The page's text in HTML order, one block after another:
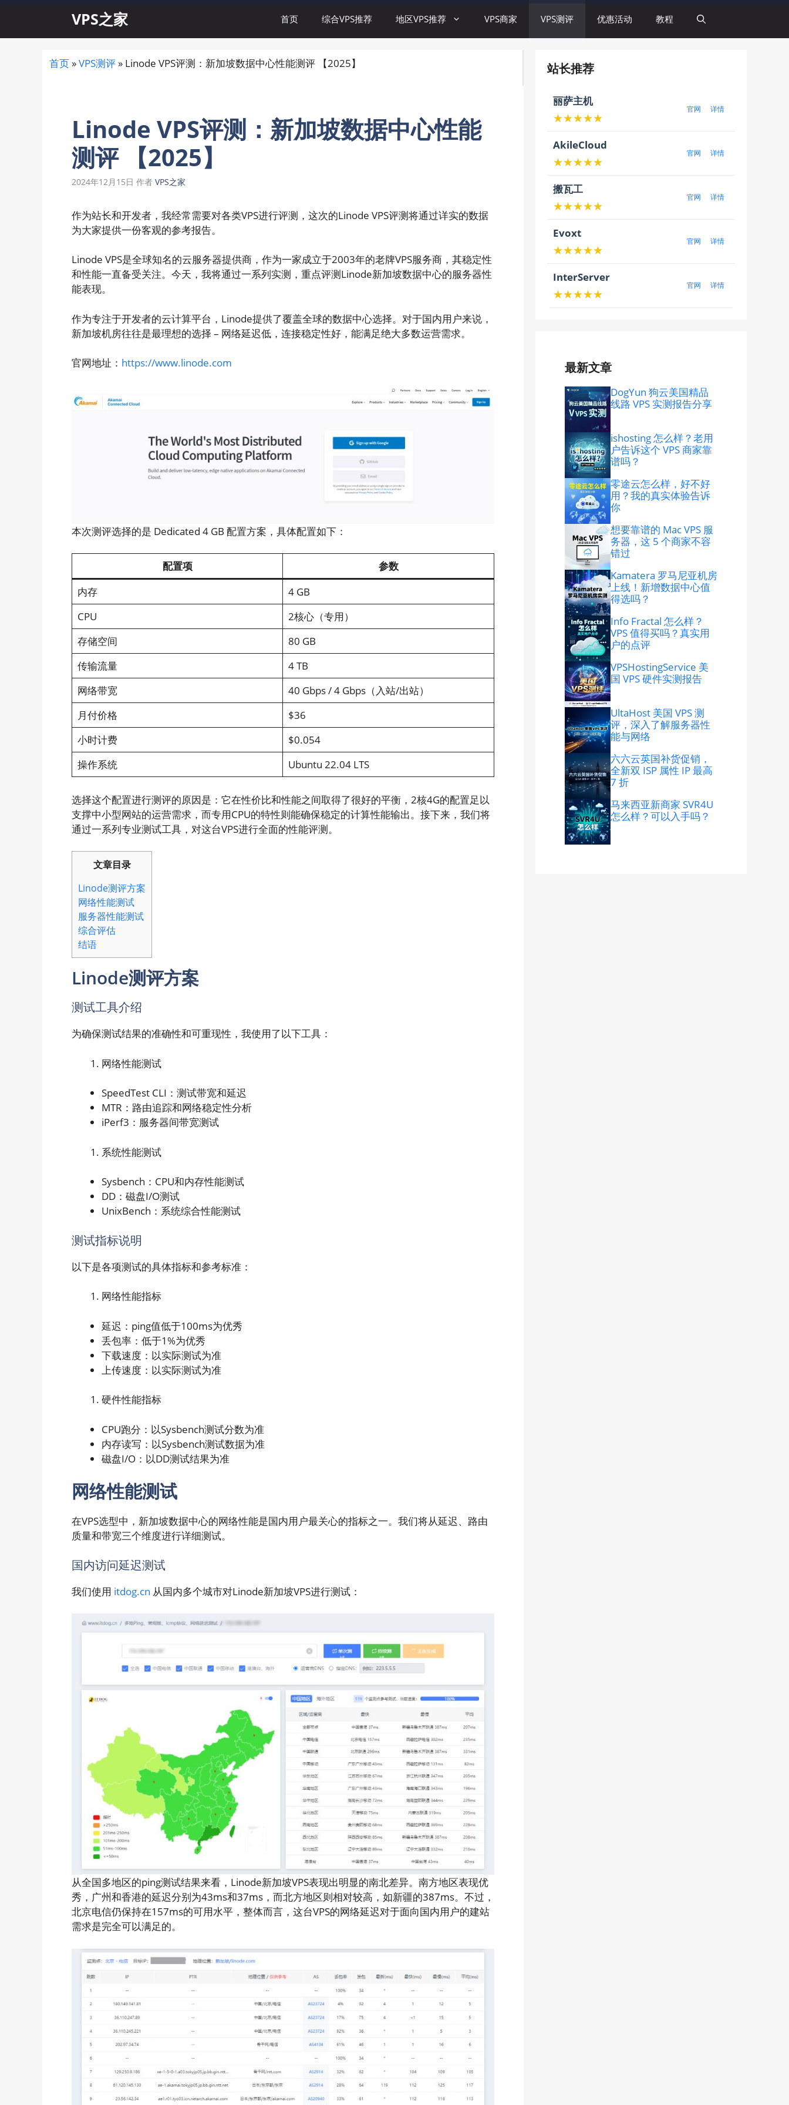
内
VPS之家 首页 综合VPS推荐 地区VPS推荐 VPS商家 VPS测评 优惠活动 教程
首页 »VPS测评 » Linode VPS评测：新加坡数据中心性能测评 【2025】
Linode VPS评测：新加坡数据中心性能
测评 【2025】
2024年12月15日 作者 VPS之家
作为站长和开发者，我经常需要对各类VPS进行评测，这次的Linode VPS评测将通过详实的数据
为大家提供一份客观的参考报告。
Linode VPS是全球知名的云服务器提供商，作为一家成立于2003年的老牌VPS服务商，其稳定性
和性能一直备受关注。今天，我将通过一系列实测，重点评测Linode新加坡数据中心的服务器性
能表现。
作为专注于开发者的云计算平台，Linode提供了覆盖全球的数据中心选择。对于国内用户来说，
新加坡机房往往是最理想的选择 – 网络延迟低，连接稳定性好，能满足绝大多数运营需求。
官网地址： https://www.linode.com
本次测评选择的是 Dedicated 4 GB 配置方案，具体配置如下：
配置项
参数
内存
4 GB
CPU
2核心（专用）
存储空间
80 GB
传输流量
4 TB
网络带宽
40 Gbps / 4 Gbps（入站/出站）
月付价格
$36
小时计费
$0.054
操作系统
Ubuntu 22.04 LTS
选择这个配置进行测评的原因是：它在性价比和性能之间取得了很好的平衡，2核4G的配置足以
支撑中小型网站的运营需求，而专用CPU的特性则能确保稳定的计算性能输出。接下来，我们将
通过一系列专业测试工具，对这台VPS进行全面的性能评测。
文章目录
Linode测评方案
网络性能测试
服务器性能测试
综合评估
结语
Linode测评方案
测试工具介绍
为确保测试结果的准确性和可重现性，我使用了以下工具：
网络性能测试
SpeedTest CLI：测试带宽和延迟
MTR：路由追踪和网络稳定性分析
iPerf3：服务器间带宽测试
系统性能测试
Sysbench：CPU和内存性能测试
DD：磁盘I/O测试
UnixBench：系统综合性能测试
测试指标说明
以下是各项测试的具体指标和参考标准：
网络性能指标
延迟：ping值低于100ms为优秀
丢包率：低于1%为优秀
下载速度：以实际测试为准
上传速度：以实际测试为准
硬件性能指标
CPU跑分：以Sysbench测试分数为准
内存读写：以Sysbench测试数据为准
磁盘I/O：以DD测试结果为准
网络性能测试
在VPS选型中，新加坡数据中心的网络性能是国内用户最关心的指标之一。我们将从延迟、路由
质量和带宽三个维度进行详细测试。
国内访问延迟测试
我们使用 itdog.cn 从国内多个城市对Linode新加坡VPS进行测试：
从全国多地区的ping测试结果来看，Linode新加坡VPS表现出明显的南北差异。南方地区表现优
秀，广州和香港的延迟分别为43ms和37ms，而北方地区则相对较高，如新疆的387ms。不过，
北京电信仍保持在157ms的可用水平，整体而言，这台VPS的网络延迟对于面向国内用户的建站
需求是完全可以满足的。
站长推荐
丽萨主机
★★★★★
官网 详情
AkileCloud
★★★★★
官网 详情
搬瓦工
★★★★★
官网 详情
Evoxt
★★★★★
官网 详情
InterServer
★★★★★
官网 详情
最新文章
DogYun 狗云美国精品
线路 VPS 实测报告分享
ishosting 怎么样？老用
户告诉这个 VPS 商家靠
谱吗？
零途云怎么样，好不好
用？我的真实体验告诉
你
想要靠谱的 Mac VPS 服
务器，这 5 个商家不容
错过
Kamatera 罗马尼亚机房
上线！新增数据中心值
得选吗？
Info Fractal 怎么样？
VPS 值得买吗？真实用
户的点评
VPSHostingService 美
国 VPS 硬件实测报告
UltaHost 美国 VPS 测
评，深入了解服务器性
能与网络
六六云英国补货促销，
全新双 ISP 属性 IP 最高
7 折
马来西亚新商家 SVR4U
怎么样？可以入手吗？